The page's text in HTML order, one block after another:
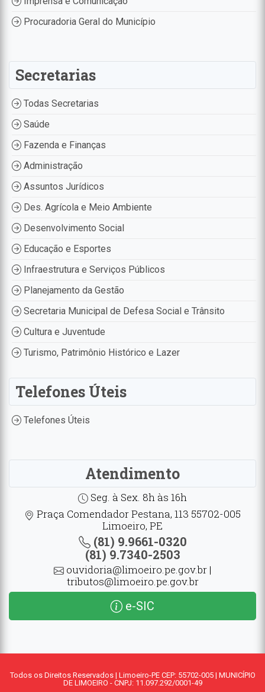
Procuradoria Geral do Município
Secretarias
Todas Secretarias
Saúde
Fazenda e Finanças
Administração
Assuntos Jurídicos
Des. Agrícola e Meio Ambiente
Desenvolvimento Social
Educação e Esportes
Infraestrutura e Serviços Públicos
Planejamento da Gestão
Secretaria Municipal de Defesa Social e Trânsito
Cultura e Juventude
Turismo, Patrimônio Histórico e Lazer
Telefones Úteis
Telefones Úteis
Atendimento
Seg. à Sex. 8h às 16h
Praça Comendador Pestana, 113 55702-005
Limoeiro, PE
(81) 9.9661-0320
(81) 9.7340-2503
ouvidoria@limoeiro.pe.gov.br |
tributos@limoeiro.pe.gov.br
e-SIC
Todos os Direitos Reservados | Limoeiro-PE CEP: 55702-005 | MUNICÍPIO
DE LIMOEIRO - CNPJ: 11.097.292/0001-49